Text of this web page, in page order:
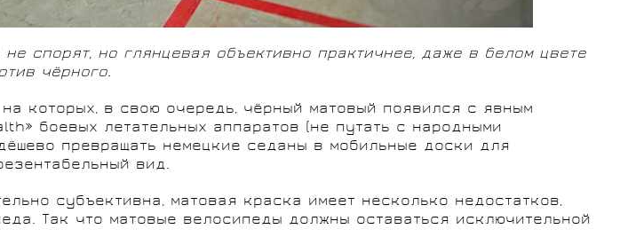
спорят, но глянцевая объективно практичнее, даже в белом цвете
чёрного.
которых, в свою очередь, чёрный матовый появился с явным
боевых летательных аппаратов (не путать с народными
превращать немецкие седаны в мобильные доски для
вид.
субъективна, матовая краска имеет несколько недостатков,
Так что матовые велосипеды должны оставаться исключительной